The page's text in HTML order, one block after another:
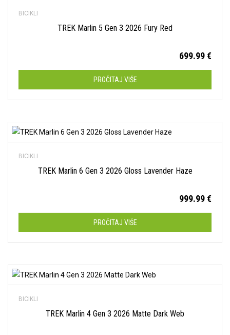
BICIKLI
TREK Marlin 5 Gen 3 2026 Fury Red
699.99€
PROČITAJ VIŠE
Dodaj na listu želja
BICIKLI
TREK Marlin 6 Gen 3 2026 Gloss Lavender Haze
999.99€
PROČITAJ VIŠE
Dodaj na listu želja
BICIKLI
TREK Marlin 4 Gen 3 2026 Matte Dark Web